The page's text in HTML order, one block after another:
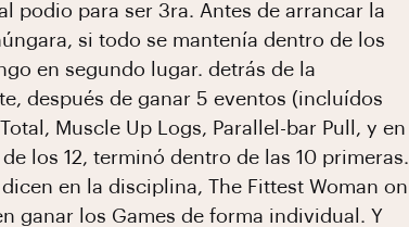
podio para ser 3ra. Antes de arrancar la
si todo se mantenía dentro de los
en segundo lugar. detrás de la
después de ganar 5 eventos (incluídos
Muscle Up Logs, Parallel-bar Pull, y en
los 12, terminó dentro de las 10 primeras.
en la disciplina, The Fittest Woman on
ganar los Games de forma individual. Y